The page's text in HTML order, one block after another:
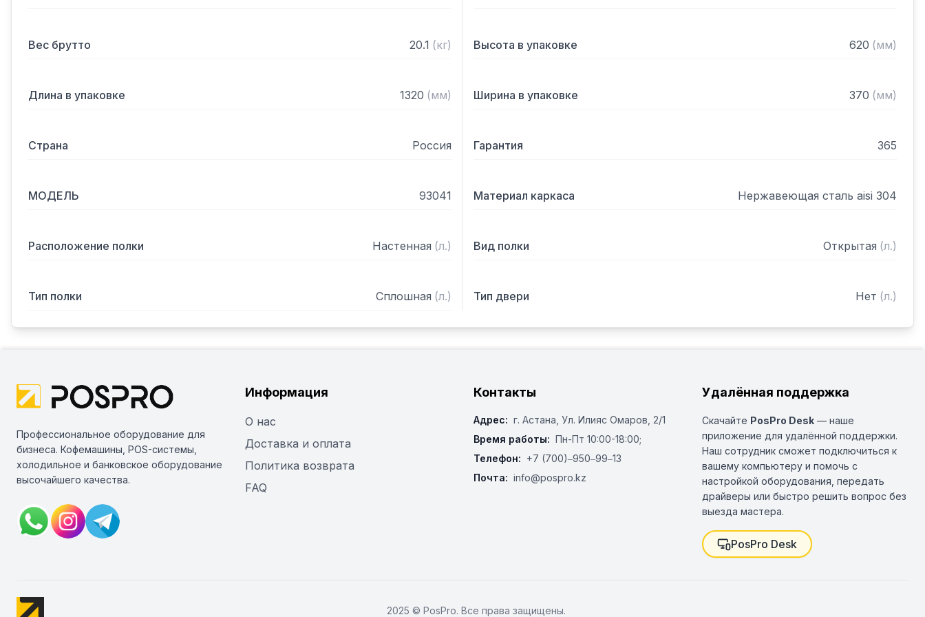
Вес брутто 20.1 (кг) Высота в упаковке 620 (мм)
Длина в упаковке 1320 (мм) Ширина в упаковке 370 (мм)
Страна Россия Гарантия 365
МОДЕЛЬ 93041 Материал каркаса Нержавеющая сталь aisi 304
Расположение полки Настенная (л.) Вид полки Открытая (л.)
Тип полки Сплошная (л.) Тип двери Нет (л.)
Профессиональное оборудование для
бизнеса. Кофемашины, POS-системы,
холодильное и банковское оборудование
высочайшего качества.
Информация
О нас
Доставка и оплата
Политика возврата
FAQ
Контакты
Адрес: г. Астана, ​Ул. Илияс Омаров, 2/1
Время работы: Пн-Пт 10:00-18:00;
Телефон: +7 (700)‒950‒99‒13
Почта: info@pospro.kz
Удалённая поддержка
Скачайте PosPro Desk — наше
приложение для удалённой поддержки.
Наш сотрудник сможет подключиться к
вашему компьютеру и помочь с
настройкой оборудования, передать
драйверы или быстро решить вопрос без
выезда мастера.
PosPro Desk
2025 © PosPro. Все права защищены.